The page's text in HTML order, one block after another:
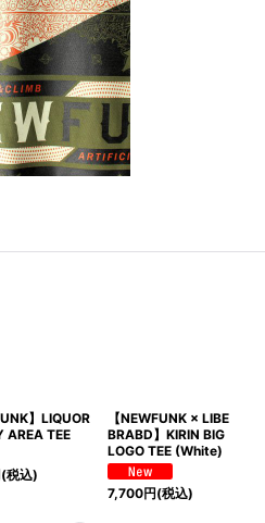
【NEWFUNK × LIBE
BRABD】KIRIN BIG
LOGO TEE (Black)
(税込)
【
TEE